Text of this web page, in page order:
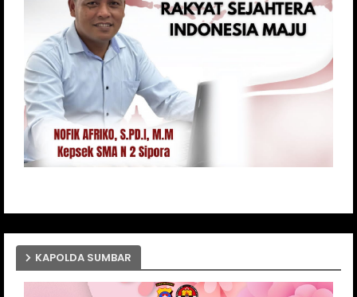
KAPOLDA SUMBAR